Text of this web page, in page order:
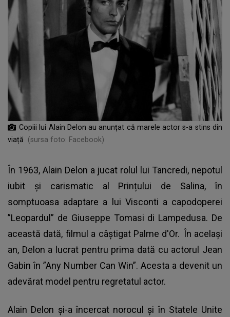
Copiii lui Alain Delon au anunțat că marele actor s-a stins din
viață
(sursa foto: Facebook)
În 1963, Alain Delon a jucat rolul lui Tancredi, nepotul
iubit și carismatic al Prințului de Salina, în
somptuoasa adaptare a lui Visconti a capodoperei
”Leopardul” de Giuseppe Tomasi di Lampedusa. De
această dată, filmul a câștigat Palme d'Or. În același
an, Delon a lucrat pentru prima dată cu actorul Jean
Gabin în ”Any Number Can Win”. Acesta a devenit un
adevărat model pentru regretatul actor.
Alain Delon și-a încercat norocul și în Statele Unite